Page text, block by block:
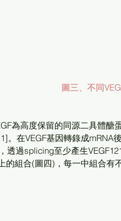
圖三、不同
。在VEGF基因轉錄成mRNA
透過splicing至少產生
的組合(圖四)，每一中組合有